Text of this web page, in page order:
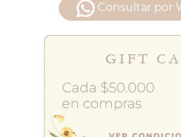
Consultar por